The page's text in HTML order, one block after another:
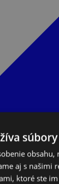
aj s
ktoré ste